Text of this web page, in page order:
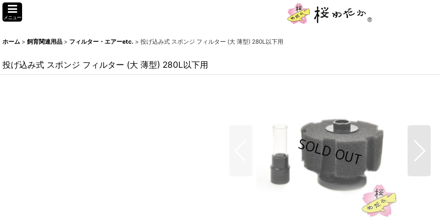
メニュー
ホーム > 飼育関連用品 > フィルター・エアーetc. > 投げ込み式 スポンジ フィルター (大 薄型) 280L以下用
投げ込み式 スポンジ フィルター (大 薄型) 280L以下用